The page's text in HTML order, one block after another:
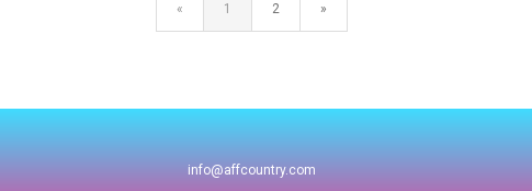
« 1 2 »
info@affcountry.com